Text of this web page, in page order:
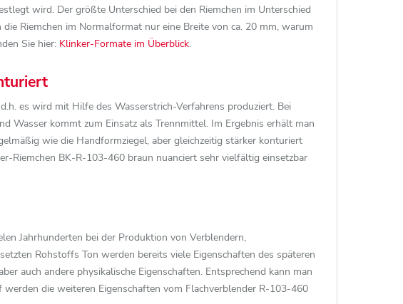
wird. Der größte Unterschied bei den Riemchen im Unterschied
Riemchen im Normalformat nur eine Breite von ca. 20 mm, warum
Sie hier: Klinker-Formate im Überblick.
es wird mit Hilfe des Wasserstrich-Verfahrens produziert. Bei
Wasser kommt zum Einsatz als Trennmittel. Im Ergebnis erhält man
wie die Handformziegel, aber gleichzeitig stärker konturiert
Riemchen BK-R-103-460 braun nuanciert sehr vielfältig einsetzbar
Jahrhunderten bei der Produktion von Verblendern,
Rohstoffs Ton werden bereits viele Eigenschaften des späteren
auch andere physikalische Eigenschaften. Entsprechend kann man
die weiteren Eigenschaften vom Flachverblender R-103-460